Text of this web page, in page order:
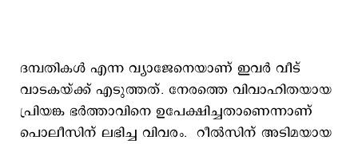
ദമ്പതികൾ എന്ന വ്യാജേനെയാണ് ഇവര്‍ വീട്
വാടകയ്ക്ക് എടുത്തത്. നേരത്തെ വിവാഹിതയായ
പ്രിയങ്ക ഭർത്താവിനെ ഉപേക്ഷിച്ചതാണെന്നാണ്
പൊലീസിന് ലഭിച്ച വിവരം. റീൽസിന് അടിമയായ